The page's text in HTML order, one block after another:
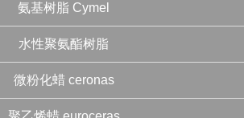
氨基树脂 Cymel
水性聚氨酯树脂
微粉化蜡 ceronas